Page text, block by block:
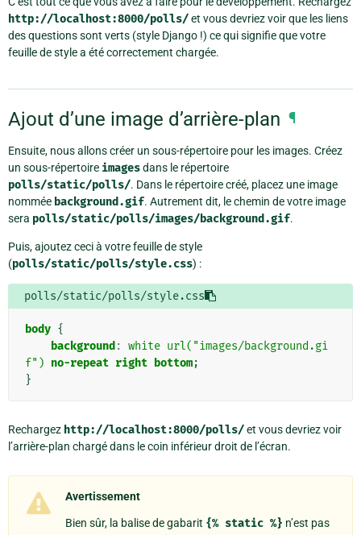
http://localhost:8000/polls/et vous devriez voir que les liens
des questions sont verts (style Django !) ce qui signifie que votre
feuille de style a été correctement chargée.
Ajout d’une image d’arrière-plan ¶
Ensuite, nous allons créer un sous-répertoire pour les images. Créez
un sous-répertoire imagesdans le répertoire
polls/static/polls/. Dans le répertoire créé, placez une image
nommée background.gif. Autrement dit, le chemin de votre image
sera polls/static/polls/images/background.gif.
Puis, ajoutez ceci à votre feuille de style
(polls/static/polls/style.css) :
polls/static/polls/style.css
body {
background : white url("images/background.gi
f") no-repeat right bottom;
}
Rechargez http://localhost:8000/polls/et vous devriez voir
l’arrière-plan chargé dans le coin inférieur droit de l’écran.
Avertissement
Bien sûr, la balise de gabarit {% static %} n’est pas